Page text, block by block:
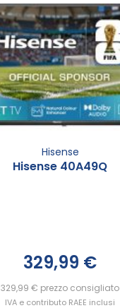
Hisense
Hisense 40A49Q
329,99 €
329,99 € prezzo consigliato
IVA e contributo RAEE inclusi